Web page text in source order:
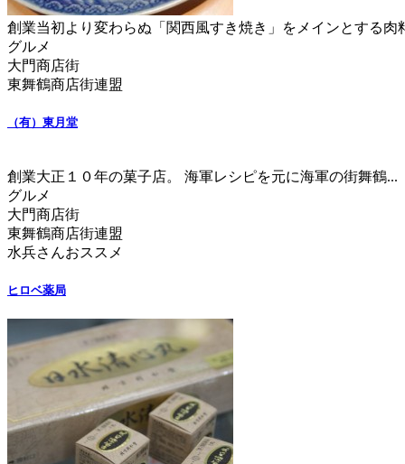
創業当初より変わらぬ「関西風すき焼き」をメインとする肉
グルメ
大門商店街
東舞鶴商店街連盟
（有）東月堂
創業大正１０年の菓子店。 海軍レシピを元に海軍の街舞鶴...
グルメ
大門商店街
東舞鶴商店街連盟
水兵さんおススメ
ヒロベ薬局